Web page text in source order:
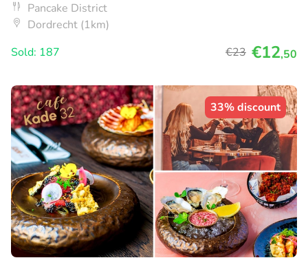
Pancake District
Dordrecht (1km)
Sold: 187
€23 €12,50
33% discount